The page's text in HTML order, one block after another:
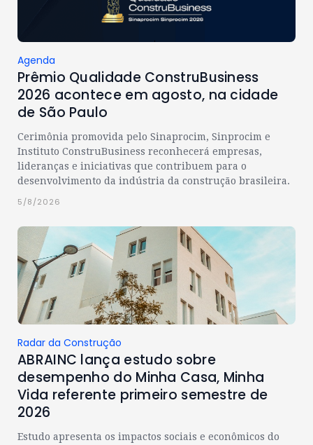
Agenda
Prêmio Qualidade ConstruBusiness
2026 acontece em agosto, na cidade
de São Paulo
Cerimônia promovida pelo Sinaprocim, Sinprocim e
Instituto ConstruBusiness reconhecerá empresas,
lideranças e iniciativas que contribuem para o
desenvolvimento da indústria da construção brasileira.
5/8/2026
Radar da Construção
ABRAINC lança estudo sobre
desempenho do Minha Casa, Minha
Vida referente primeiro semestre de
2026
Estudo apresenta os impactos sociais e econômicos do